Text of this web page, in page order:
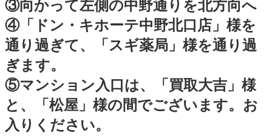
③向かって左側の中野通りを北方向へ
④「ドン・キホーテ中野北口店」様を
通り過ぎて、「スギ薬局」様を通り過
ぎます。
⑤マンション入口は、「買取大吉」様
と、「松屋」様の間でございます。お
入りください。